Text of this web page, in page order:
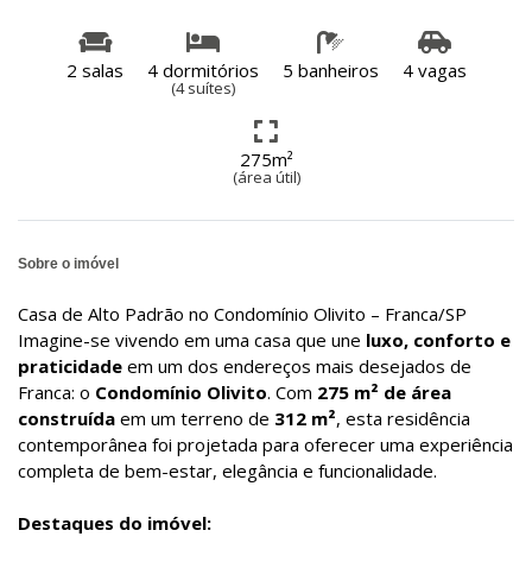
2 salas 4 dormitórios
(4 suítes)
5 banheiros 4 vagas
275m²
(área útil)
Sobre o imóvel
Casa de Alto Padrão no Condomínio Olivito – Franca/SP
Imagine-se vivendo em uma casa que une luxo, conforto e
praticidade em um dos endereços mais desejados de
Franca: o Condomínio Olivito. Com 275 m² de área
construída em um terreno de 312 m², esta residência
contemporânea foi projetada para oferecer uma experiência
completa de bem-estar, elegância e funcionalidade.
Destaques do imóvel: